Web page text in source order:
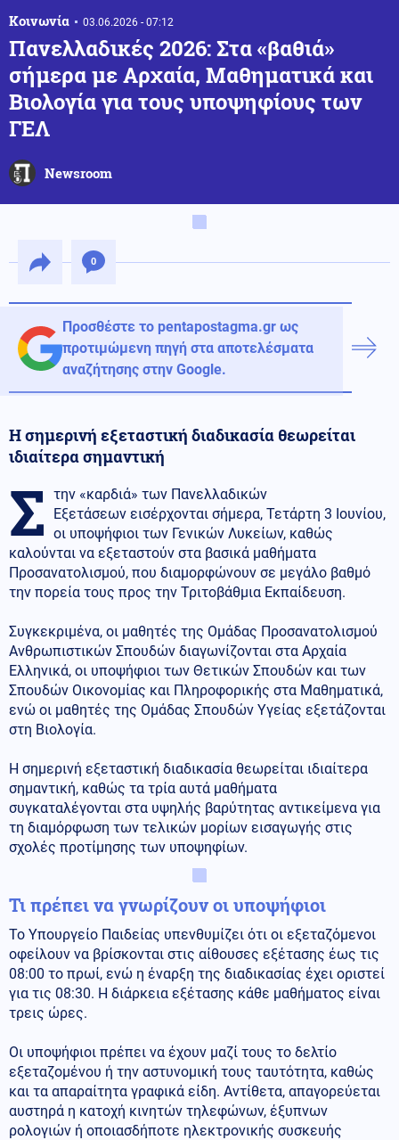
Κοινωνία 03.06.2026 - 07:12
Πανελλαδικές 2026: Στα «βαθιά»
σήμερα με Αρχαία, Μαθηματικά και
Βιολογία για τους υποψηφίους των
ΓΕΛ
Newsroom
0
Προσθέστε το pentapostagma.gr ως
προτιμώμενη πηγή στα αποτελέσματα
αναζήτησης στην Google.
Η σημερινή εξεταστική διαδικασία θεωρείται
ιδιαίτερα σημαντική
Σ την «καρδιά» των Πανελλαδικών
Εξετάσεων εισέρχονται σήμερα, Τετάρτη 3 Ιουνίου,
οι υποψήφιοι των Γενικών Λυκείων, καθώς
καλούνται να εξεταστούν στα βασικά μαθήματα
Προσανατολισμού, που διαμορφώνουν σε μεγάλο βαθμό
την πορεία τους προς την Τριτοβάθμια Εκπαίδευση.
Συγκεκριμένα, οι μαθητές της Ομάδας Προσανατολισμού
Ανθρωπιστικών Σπουδών διαγωνίζονται στα Αρχαία
Ελληνικά, οι υποψήφιοι των Θετικών Σπουδών και των
Σπουδών Οικονομίας και Πληροφορικής στα Μαθηματικά,
ενώ οι μαθητές της Ομάδας Σπουδών Υγείας εξετάζονται
στη Βιολογία.
Η σημερινή εξεταστική διαδικασία θεωρείται ιδιαίτερα
σημαντική, καθώς τα τρία αυτά μαθήματα
συγκαταλέγονται στα υψηλής βαρύτητας αντικείμενα για
τη διαμόρφωση των τελικών μορίων εισαγωγής στις
σχολές προτίμησης των υποψηφίων.
Τι πρέπει να γνωρίζουν οι υποψήφιοι
Το Υπουργείο Παιδείας υπενθυμίζει ότι οι εξεταζόμενοι
οφείλουν να βρίσκονται στις αίθουσες εξέτασης έως τις
08:00 το πρωί, ενώ η έναρξη της διαδικασίας έχει οριστεί
για τις 08:30. Η διάρκεια εξέτασης κάθε μαθήματος είναι
τρεις ώρες.
Οι υποψήφιοι πρέπει να έχουν μαζί τους το δελτίο
εξεταζομένου ή την αστυνομική τους ταυτότητα, καθώς
και τα απαραίτητα γραφικά είδη. Αντίθετα, απαγορεύεται
αυστηρά η κατοχή κινητών τηλεφώνων, έξυπνων
ρολογιών ή οποιασδήποτε ηλεκτρονικής συσκευής